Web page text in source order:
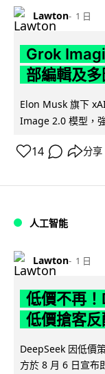
Lawton 1 日
Grok
部編輯及
Elon Musk 旗下
Image 2.0 模型，
14 分享
人工智能
Lawton 1 日
低價不再
低價搶客
DeepSeek 因低價
方於 8 月 6 日宣布